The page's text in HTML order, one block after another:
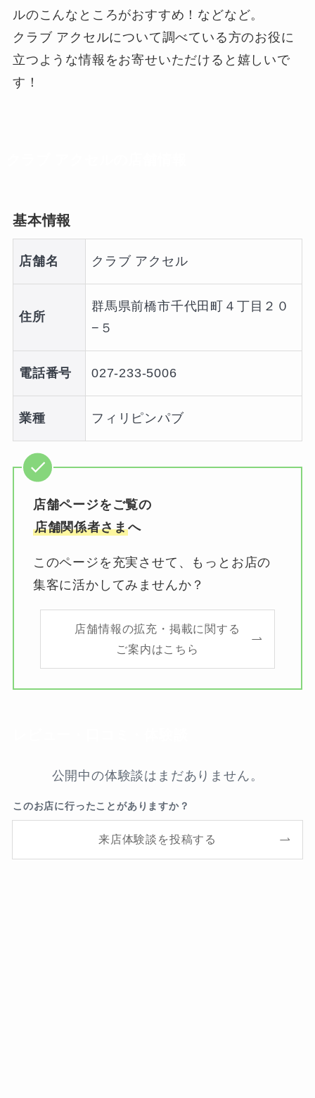
ルのこんなところがおすすめ！などなど。
クラブ アクセルについて調べている方のお役に
立つような情報をお寄せいただけると嬉しいで
す！
基本情報
店舗名 クラブ アクセル
住所
群馬県前橋市千代田町４丁目２０
−５
電話番号 027-233-5006
業種 フィリピンパブ
店舗ページをご覧の
店舗関係者さまへ
このページを充実させて、もっとお店の
集客に活かしてみませんか？
店舗情報の拡充・掲載に関する
ご案内はこちら
公開中の体験談はまだありません。
このお店に行ったことがありますか？
来店体験談を投稿する